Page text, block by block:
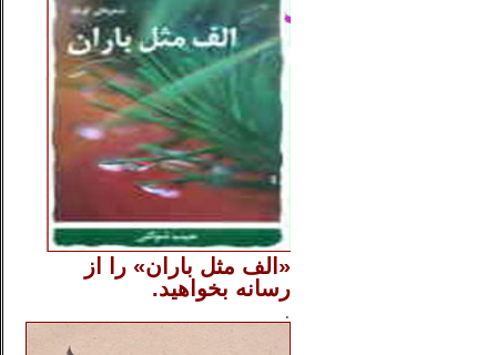
«الف مثل باران» را از
رسانه بخواهید.
.